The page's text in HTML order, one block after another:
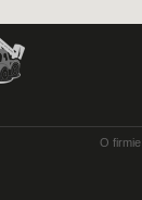
O firmie